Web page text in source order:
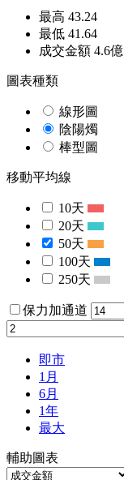
最高 43.24
最低 41.64
成交金額 4.6億
圖表種類
線形圖
陰陽燭
棒型圖
移動平均線
10天
20天
50天
100天
250天
保力加通道
即市
1月
6月
1年
最大
輔助圖表